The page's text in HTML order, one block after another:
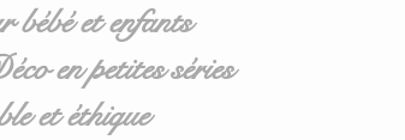
bébé et enfants
en petites séries
et éthique